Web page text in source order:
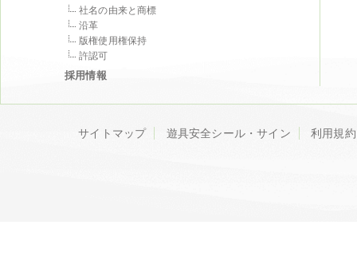
社名の由来と商標
沿革
版権使用権保持
許認可
採用情報
サイトマップ 遊具安全シール・サイン 利用規約